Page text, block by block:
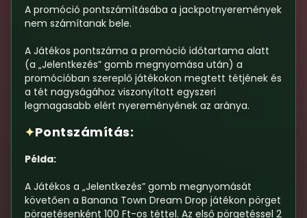
A promóció pontszámításába a jackpotnyeremények
nem számítanak bele.
A Játékos pontszáma a promóció időtartama alatt
(a „Jelentkezés” gomb megnyomása után) a
promócióban szereplő játékokon megtett tétjének és
a tét nagyságához viszonyított egyszeri
legmagasabb elért nyereményének az aránya.
✦Pontszámítás:
Példa:
A Játékos a „Jelentkezés” gomb megnyomását
követően a Banana Town Dream Drop játékon pörget
pörgetésenként 100 Ft-os téttel. Az első pörgetéssel 2